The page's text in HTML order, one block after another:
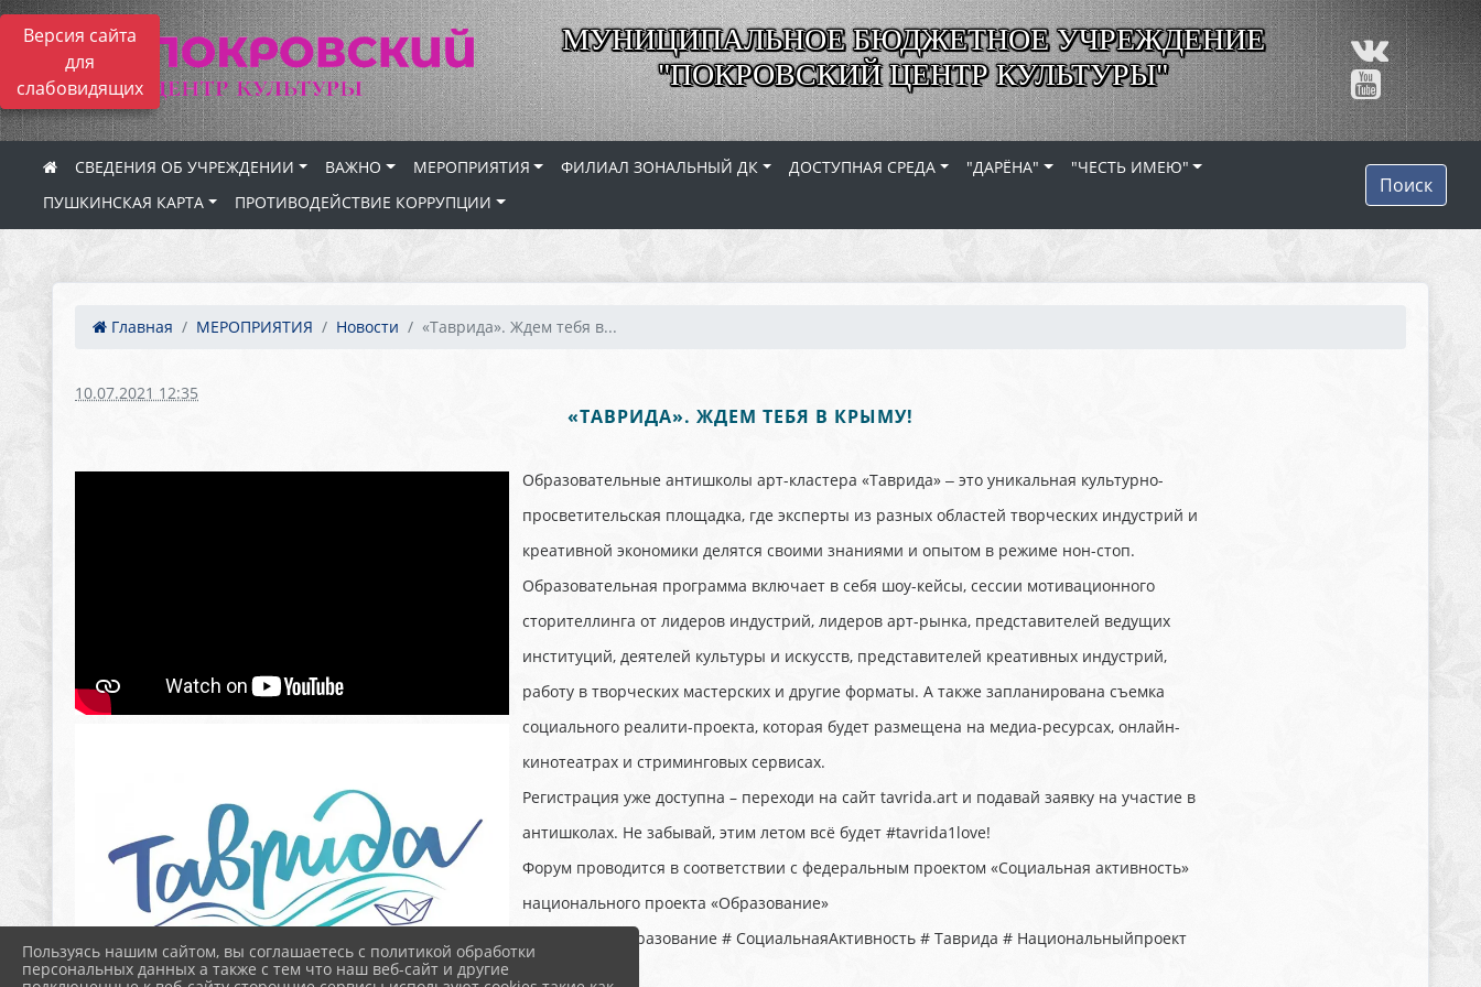
Версия сайта
для
слабовидящих
МУНИЦИПАЛЬНОЕ БЮДЖЕТНОЕ УЧРЕЖДЕНИЕ
"ПОКРОВСКИЙ ЦЕНТР КУЛЬТУРЫ"
СВЕДЕНИЯ ОБ УЧРЕЖДЕНИИ ВАЖНО МЕРОПРИЯТИЯ ФИЛИАЛ ЗОНАЛЬНЫЙ ДК ДОСТУПНАЯ СРЕДА "ДАРЁНА"
"ЧЕСТЬ ИМЕЮ"
ПУШКИНСКАЯ КАРТА
ПРОТИВОДЕЙСТВИЕ КОРРУПЦИИ
Поиск
Главная МЕРОПРИЯТИЯ Новости «Таврида». Ждем тебя в...
10.07.2021 12:35
«ТАВРИДА». ЖДЕМ ТЕБЯ В КРЫМУ!
Образовательные антишколы арт-кластера «Таврида» ‒ это уникальная культурно-
просветительская площадка, где эксперты из разных областей творческих индустрий и
креативной экономики делятся своими знаниями и опытом в режиме нон-стоп.
Образовательная программа включает в себя шоу-кейсы, сессии мотивационного
сторителлинга от лидеров индустрий, лидеров арт-рынка, представителей ведущих
институций, деятелей культуры и искусств, представителей креативных индустрий,
работу в творческих мастерских и другие форматы. А также запланирована съемка
социального реалити-проекта, которая будет размещена на медиа-ресурсах, онлайн-
кинотеатрах и стриминговых сервисах.
Регистрация уже доступна – переходи на сайт tavrida.art и подавай заявку на участие в
антишколах. Не забывай, этим летом всё будет #tavrida1love!
Форум проводится в соответствии с федеральным проектом «Социальная активность»
национального проекта «Образование»
#НацпроектОбразование # СоциальнаяАктивность # Таврида # Национальныйпроект
Пользуясь нашим сайтом, вы соглашаетесь с политикой обработки
персональных данных а также с тем что наш веб-сайт и другие